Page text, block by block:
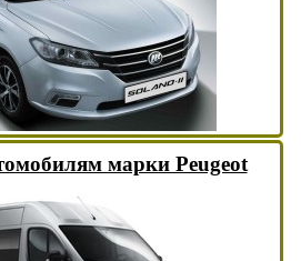
марки Peugeot